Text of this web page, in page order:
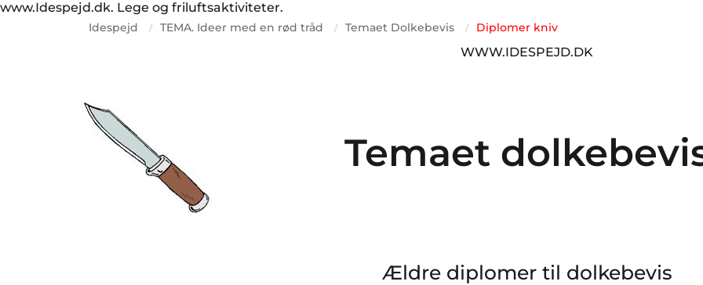
www.Idespejd.dk. Lege og friluftsaktiviteter.
Idespejd / TEMA. Ideer med en rød tråd / Temaet Dolkebevis / Diplomer kniv
WWW.IDESPEJD.DK
Temaet
Ældre diplomer til dolkebevis